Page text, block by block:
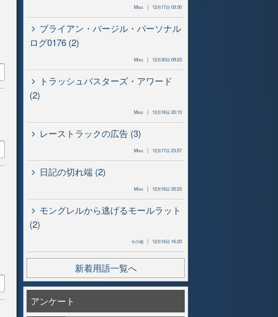
Misc 12月17日 03:30
ブライアン・バージル・パーソナル
ログ0176 (2)
Misc 12月30日 09:23
トラッシュバスターズ・アワード
(2)
Misc 12月16日 20:13
レーストラックの広告 (3)
Misc 12月17日 23:57
日記の切れ端 (2)
Misc 12月16日 20:23
モングレルから逃げるモールラット
(2)
その他 12月16日 16:20
新着用語一覧へ
アンケート